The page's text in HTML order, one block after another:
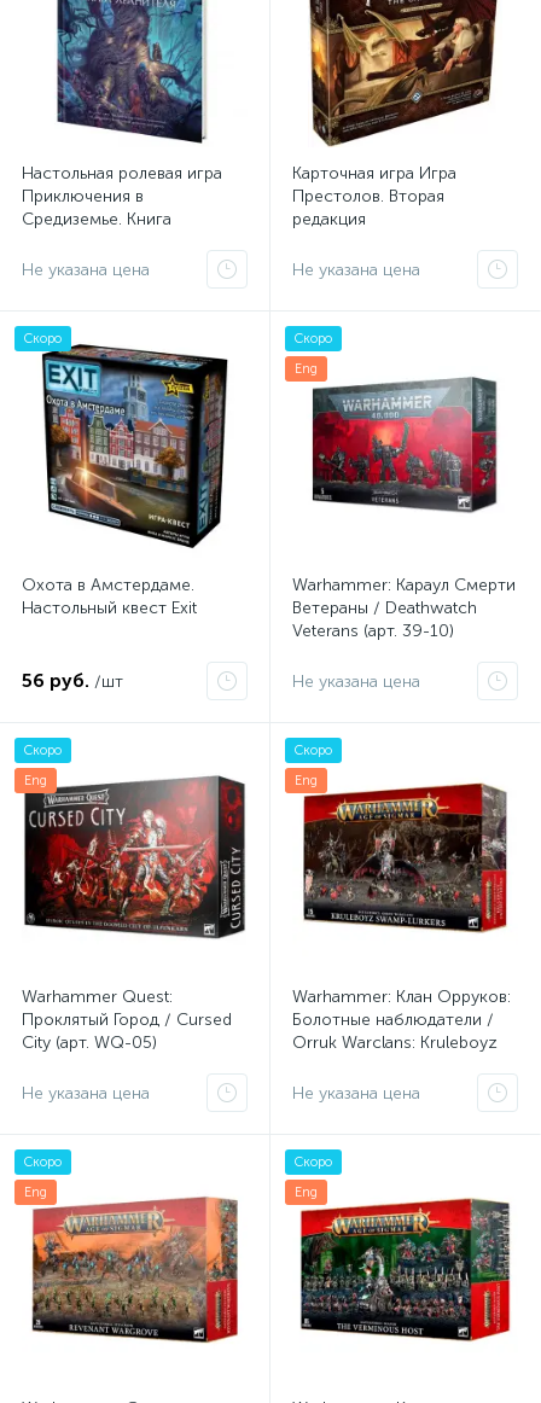
Настольная ролевая игра
Приключения в
Средиземье. Книга
Не указана цена
Карточная игра Игра
Престолов. Вторая
редакция
Не указана цена
Скоро
Охота в Амстердаме.
Настольный квест Exit
56 руб. /шт
Скоро
Eng
Warhammer: Караул Смерти
Ветераны / Deathwatch
Veterans (арт. 39-10)
Не указана цена
Скоро
Eng
Warhammer Quest:
Проклятый Город / Cursed
City (арт. WQ-05)
Не указана цена
Скоро
Eng
Warhammer: Клан Орруков:
Болотные наблюдатели /
Orruk Warclans: Kruleboyz
Не указана цена
Скоро
Eng
Скоро
Eng